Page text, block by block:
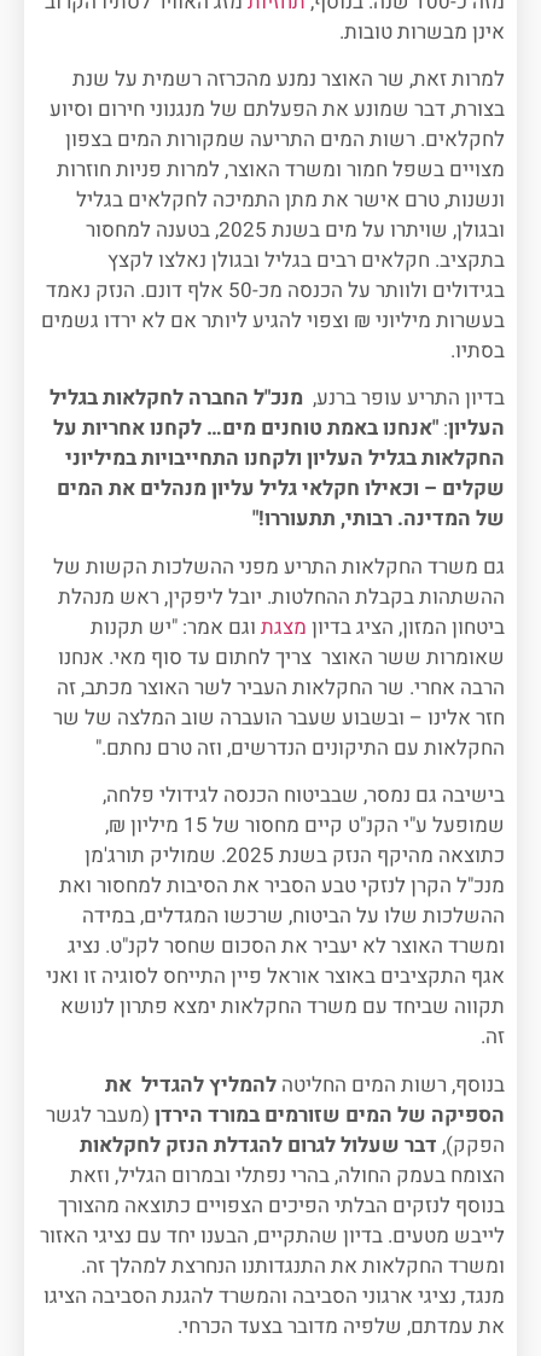
אינן מבשרות טובות.
למרות זאת, שר האוצר נמנע מהכרזה רשמית על שנת
בצורת, דבר שמונע את הפעלתם של מנגנוני חירום וסיוע
לחקלאים. רשות המים התריעה שמקורות המים בצפון
מצויים בשפל חמור ומשרד האוצר, למרות פניות חוזרות
ונשנות, טרם אישר את מתן התמיכה לחקלאים בגליל
ובגולן, שויתרו על מים בשנת 2025, בטענה למחסור
בתקציב. חקלאים רבים בגליל ובגולן נאלצו לקצץ
בגידולים ולוותר על הכנסה מכ-50 אלף דונם. הנזק נאמד
בעשרות מיליוני ₪ וצפוי להגיע ליותר אם לא ירדו גשמים
בסתיו.
בדיון התריע עופר ברנע, מנכ"ל החברה לחקלאות בגליל
העליון: "אנחנו באמת טוחנים מים… לקחנו אחריות על
החקלאות בגליל העליון ולקחנו התחייבויות במיליוני
שקלים – וכאילו חקלאי גליל עליון מנהלים את המים
של המדינה. רבותי, תתעוררו!"
גם משרד החקלאות התריע מפני ההשלכות הקשות של
ההשתהות בקבלת ההחלטות. יובל ליפקין, ראש מנהלת
ביטחון המזון, הציג בדיון מצגת וגם אמר: "יש תקנות
שאומרות ששר האוצר צריך לחתום עד סוף מאי. אנחנו
הרבה אחרי. שר החקלאות העביר לשר האוצר מכתב, זה
חזר אלינו – ובשבוע שעבר הועברה שוב המלצה של שר
החקלאות עם התיקונים הנדרשים, וזה טרם נחתם."
בישיבה גם נמסר, שבביטוח הכנסה לגידולי פלחה,
שמופעל ע"י הקנ"ט קיים מחסור של 15 מיליון ₪,
כתוצאה מהיקף הנזק בשנת 2025. שמוליק תורג'מן
מנכ"ל הקרן לנזקי טבע הסביר את הסיבות למחסור ואת
ההשלכות שלו על הביטוח, שרכשו המגדלים, במידה
ומשרד האוצר לא יעביר את הסכום שחסר לקנ"ט. נציג
אגף התקציבים באוצר אוראל פיין התייחס לסוגיה זו ואני
תקווה שביחד עם משרד החקלאות ימצא פתרון לנושא
זה.
בנוסף, רשות המים החליטה להמליץ להגדיל את
הספיקה של המים שזורמים במורד הירדן (מעבר לגשר
הפקק), דבר שעלול לגרום להגדלת הנזק לחקלאות
הצומח בעמק החולה, בהרי נפתלי ובמרום הגליל, וזאת
בנוסף לנזקים הבלתי הפיכים הצפויים כתוצאה מהצורך
לייבש מטעים. בדיון שהתקיים, הבענו יחד עם נציגי האזור
ומשרד החקלאות את התנגדותנו הנחרצת למהלך זה.
מנגד, נציגי ארגוני הסביבה והמשרד להגנת הסביבה הציגו
את עמדתם, שלפיה מדובר בצעד הכרחי.